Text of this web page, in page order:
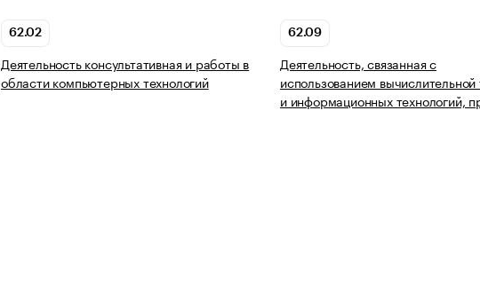
62.02
Деятельность консультативная и работы в
области компьютерных технологий
62.09
Деятельность, связанная с
использованием вычислительной
и информационных технологий,